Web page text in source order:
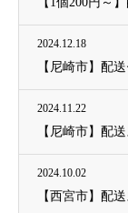
2024.12.18
【尼崎市】配
2024.11.22
【尼崎市】配
2024.10.02
【西宮市】配